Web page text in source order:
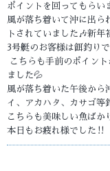
ポイントを回ってもらい
風が落ち着いて沖に出ら
トされていました🎶新
3号艇のお客様は餌釣り
こちらも手前のポイン
ました💦
風が落ち着いた午後から
イ、アカハタ、カサゴ等
こちらも美味しい魚ばか
本日もお疲れ様でした‼️